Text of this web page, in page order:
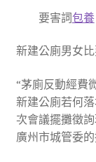
要害詞包養
新建公廁男女
“茅廁反動經費
新建公廁若何
次會議擺攤徵
廣州市城管委